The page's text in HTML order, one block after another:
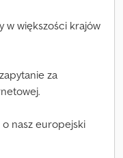
w większości krajów
za
nasz europejski